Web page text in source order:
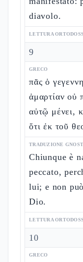
diavolo.
LETTURA
9
GRECO
πᾶς ὁ
ἁμαρτίαν οὐ
αὐτῷ μένει,
ὅτι ἐκ τοῦ
TRADUZIONE
Chiunque è
peccato,
lui; e non
Dio.
LETTURA
10
GRECO